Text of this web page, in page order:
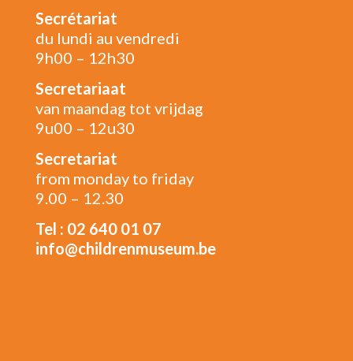
Secrétariat
du lundi au vendredi
9h00 – 12h30
Secretariaat
van maandag tot vrijdag
9u00 – 12u30
Secretariat
from monday to friday
9.00 – 12.30
Tel : 02 640 01 07
info@childrenmuseum.be